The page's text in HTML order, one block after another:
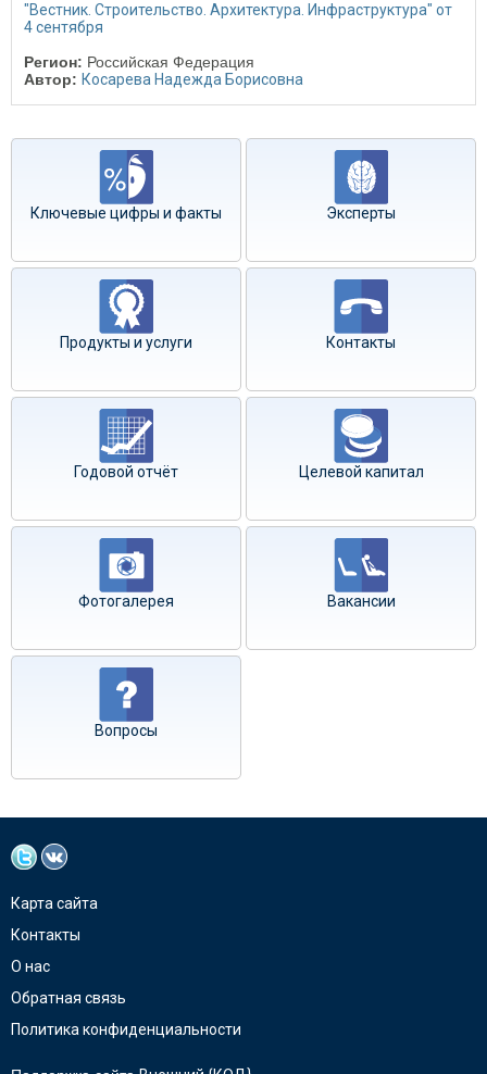
"Вестник. Строительство. Архитектура. Инфраструктура" от
4 сентября
Регион: Российская Федерация
Автор: Косарева Надежда Борисовна
Ключевые цифры и факты Эксперты
Продукты и услуги Контакты
Годовой отчёт Целевой капитал
Фотогалерея Вакансии
Вопросы
Карта сайта
Контакты
О нас
Обратная связь
Политика конфиденциальности